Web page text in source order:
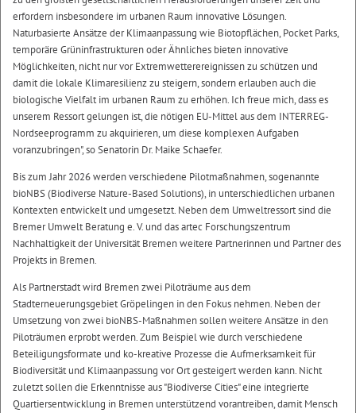
erfordern insbesondere im urbanen Raum innovative Lösungen.
Naturbasierte Ansätze der Klimaanpassung wie Biotopflächen, Pocket Parks,
temporäre Grüninfrastrukturen oder Ähnliches bieten innovative
Möglichkeiten, nicht nur vor Extremwetterereignissen zu schützen und
damit die lokale Klimaresilienz zu steigern, sondern erlauben auch die
biologische Vielfalt im urbanen Raum zu erhöhen. Ich freue mich, dass es
unserem Ressort gelungen ist, die nötigen EU-Mittel aus dem INTERREG-
Nordseeprogramm zu akquirieren, um diese komplexen Aufgaben
voranzubringen", so Senatorin Dr. Maike Schaefer.
Bis zum Jahr 2026 werden verschiedene Pilotmaßnahmen, sogenannte
bioNBS (Biodiverse Nature-Based Solutions), in unterschiedlichen urbanen
Kontexten entwickelt und umgesetzt. Neben dem Umweltressort sind die
Bremer Umwelt Beratung e. V. und das artec Forschungszentrum
Nachhaltigkeit der Universität Bremen weitere Partnerinnen und Partner des
Projekts in Bremen.
Als Partnerstadt wird Bremen zwei Piloträume aus dem
Stadterneuerungsgebiet Gröpelingen in den Fokus nehmen. Neben der
Umsetzung von zwei bioNBS-Maßnahmen sollen weitere Ansätze in den
Piloträumen erprobt werden. Zum Beispiel wie durch verschiedene
Beteiligungsformate und ko-kreative Prozesse die Aufmerksamkeit für
Biodiversität und Klimaanpassung vor Ort gesteigert werden kann. Nicht
zuletzt sollen die Erkenntnisse aus "Biodiverse Cities" eine integrierte
Quartiersentwicklung in Bremen unterstützend vorantreiben, damit Mensch